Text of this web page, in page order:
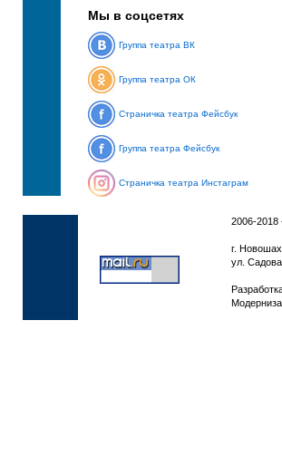
Мы в соцсетях
Группа театра ВК
Группа театра ОК
Страничка театра Фейсбук
Группа театра Фейсбук
Страничка театра Инстаграм
2006-2018
г.
ул.